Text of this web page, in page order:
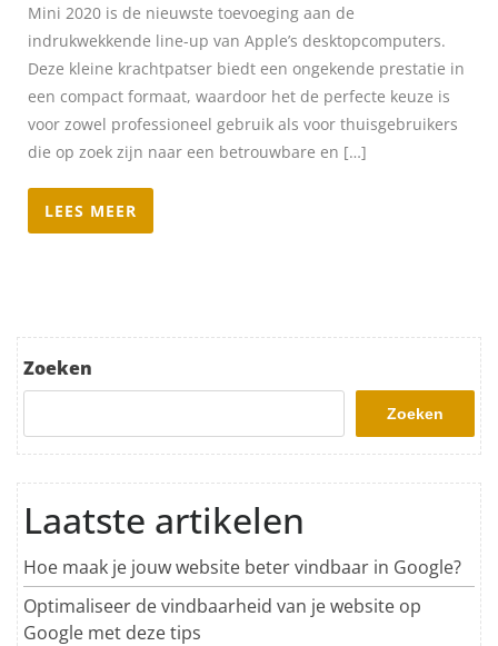
Mini 2020 is de nieuwste toevoeging aan de
indrukwekkende line-up van Apple’s desktopcomputers.
Deze kleine krachtpatser biedt een ongekende prestatie in
een compact formaat, waardoor het de perfecte keuze is
voor zowel professioneel gebruik als voor thuisgebruikers
die op zoek zijn naar een betrouwbare en […]
LEES MEER
Zoeken
Zoeken
Laatste artikelen
Hoe maak je jouw website beter vindbaar in Google?
Optimaliseer de vindbaarheid van je website op
Google met deze tips